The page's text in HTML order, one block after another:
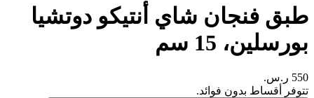
طبق فنجان شاي أنتيكو دوتشيا
بورسلين، 15 سم
550 ر.س.
تتوفر أقساط بدون فوائد.